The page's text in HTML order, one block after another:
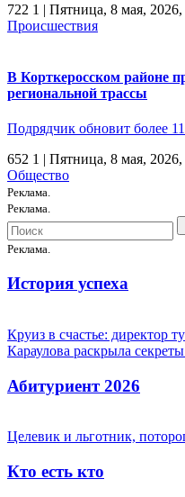
722 1 | Пятница, 8 мая, 2026,
Происшествия
В Корткеросском районе
региональной трассы
Подрядчик обновит более
652 1 | Пятница, 8 мая, 2026,
Общество
Реклама.
Реклама.
Реклама.
История успеха
Круиз в счастье: директор
Караулова раскрыла
Абитуриент 2026
Целевик и льготник,
Кто есть кто